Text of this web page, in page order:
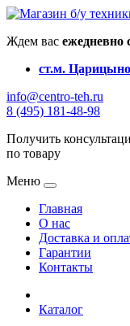
Ждем вас ежедневно
ст.м.
info@centro-teh.ru
8 (495) 181-48-98
Получить
по товару
Меню
Главная
О нас
Доставка и
Гарантии
Контакты
Каталог